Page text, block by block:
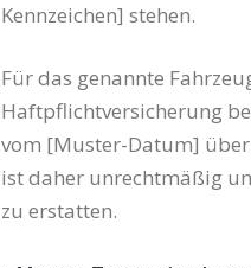
Kennzeichen] stehen.
Für das genannte
Haftpflichtversicherung
vom [Muster-Datum]
ist daher unrechtmäßig
zu erstatten.